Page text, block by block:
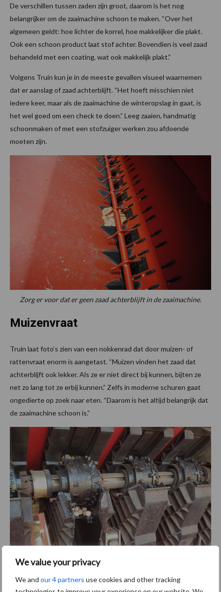
We value your privacy
We and our 4 partners use cookies and other tracking
De verschillen tussen zaden zijn groot, daarom is het nog
belangrijker om de zaaimachine schoon te maken. “Over het
algemeen geldt: hoe lichter de korrel, hoe makkelijker die plakt.
Ook een schoon product laat stof achter. Bovendien is veel zaad
behandeld met een coating, wat ook makkelijk plakt.”
Volgens Truin kun je in de meeste gevallen visueel waarnemen
dat er aanslag of zaad achterblijft. “Het hoeft misschien niet
iedere keer, maar als de zaaimachine de winteropslag in gaat, is
het wel goed om een check te doen.” Leeg zaaien, handmatig
schoonmaken of met een stofzuiger werken zou afdoende
moeten zijn.
Zorg er voor dat er geen zaad achterblijft in de zaaimachine.
Muizenvraat
Truin laat foto’s zien van een nokkenrad dat door muizen- of
rattenvraat enorm is aangetast. “Muizen vinden het zaad dat
achterblijft ook lekker. Als ze er niet direct bij kunnen, bijten ze
net zo lang tot ze erbij kunnen.” Zelfs in moderne schuren gaat
ongedierte op zoek naar eten. “Daarom is het altijd belangrijk dat
de zaaimachine schoon is.”